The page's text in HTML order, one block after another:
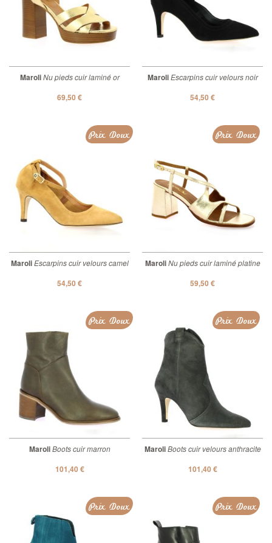
MaroliNu pieds cuir laminé or
69,50 €
MaroliEscarpins cuir velours noir
54,50 €
MaroliEscarpins cuir velours camel
54,50 €
Prix Doux
MaroliNu pieds cuir laminé platine
59,50 €
Prix Doux
MaroliBoots cuir marron
101,40 €
Prix Doux
MaroliBoots cuir velours anthracite
101,40 €
Prix Doux
Prix Doux Prix Doux